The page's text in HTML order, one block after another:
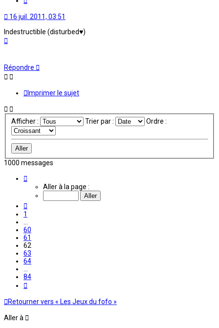
16 juil. 2011, 03:51
Indestructible (disturbed♥)
Répondre
Imprimer le sujet
Afficher : Trier par : Ordre :
1000 messages
Aller à la page :
1
60
61
62
63
64
84
Retourner vers « Les Jeux du fofo »
Aller à